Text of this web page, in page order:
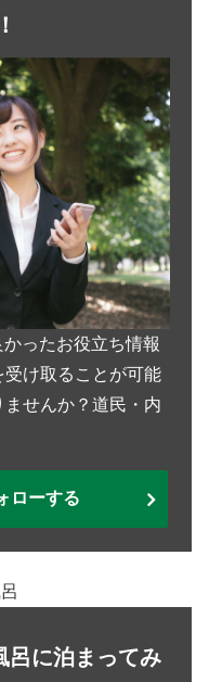
ったお役立ち情報
け取ることが可能
せんか？道民・内
ローする
呂に泊まってみ